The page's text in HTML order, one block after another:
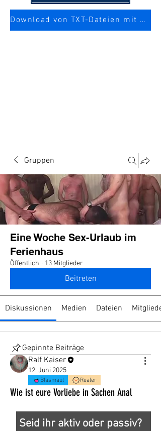
Download von TXT-Dateien mit mehr Infos über die Sau
Gruppen
Eine Woche Sex-Urlaub im
Ferienhaus
Öffentlich · 13 Mitglieder
Beitreten
Diskussionen Medien Dateien Mitglieder
Gepinnte Beiträge
Ralf Kaiser
12. Juni 2025
Blasmaul Realer
Wie ist eure Vorliebe in Sachen Anal
Seid ihr aktiv oder passiv?